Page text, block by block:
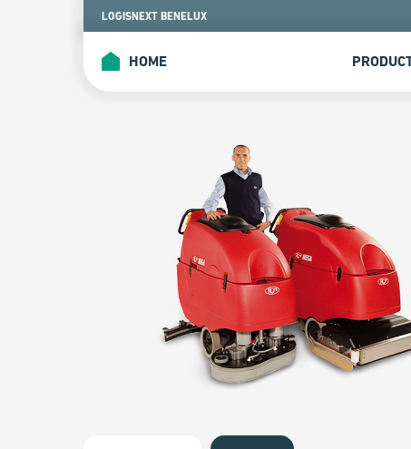
LOGISNEXT BENELUX
HOME
HOME